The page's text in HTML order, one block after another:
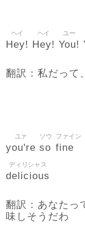
Hey!
ヘイ
Hey!
ヘイ
You!
ユー
翻訳：私だって
you're
ユァ
so
ソウ
fine
ファイン
delicious
ディリシャス
翻訳：あなたっ
味しそうだわ